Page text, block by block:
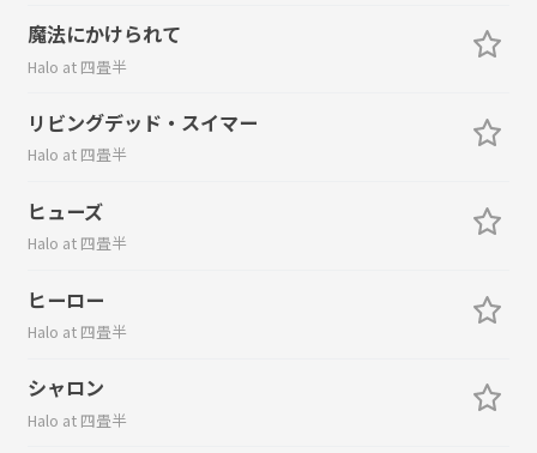
魔法にかけられて
Halo at 四畳半
リビングデッド・スイマー
Halo at 四畳半
ヒューズ
Halo at 四畳半
ヒーロー
Halo at 四畳半
シャロン
Halo at 四畳半